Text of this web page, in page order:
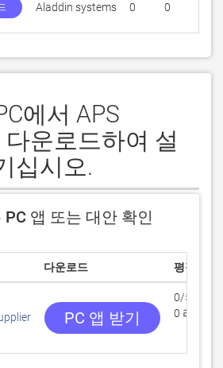
Aladdin systems 0 0
에서 APS
운로드하여 설
십시오.
PC 앱 또는 대안 확인
다운로드 평점
PC 앱 받기
0/5
0 리뷰